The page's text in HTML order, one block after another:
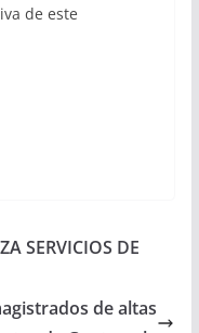
de este
SERVICIOS DE
de altas